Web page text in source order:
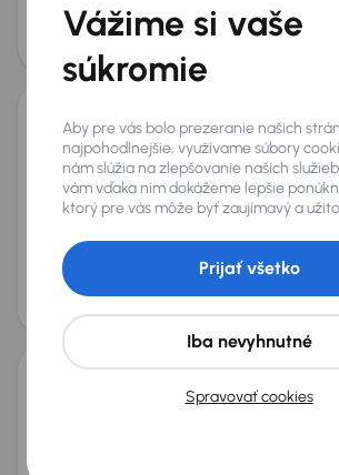
Mesačná splátka
od 53 €
Citroen C5 Aircross Hybrid 225
202155 601 km Automat
Benzín Plug-in Hybrid EV (PHEV) (Plug-in
165 kW
Automat
Mesačná splátka
od 62 € 17
Zlacnené o 2 500 €
Citroen C5 Aircross
Vážime si vaše
súkromie
Aby pre vás bolo prezeranie našich
najpohodlnejšie, využívame súbory
nám slúžia na zlepšovanie našich
vám vďaka nim dokážeme lepšie
ktorý pre vás môže byť zaujímavý a
Spravovať cookies
Iba nevyhnutné
Prijať všetko